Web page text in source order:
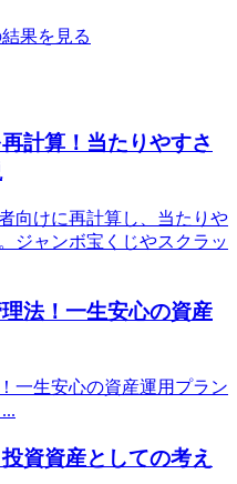
果を見る
計算！当たりやすさ
向けに再計算し、当たりや
ジャンボ宝くじやスクラッ
法！一生安心の資産
一生安心の資産運用プラン
資資産としての考え